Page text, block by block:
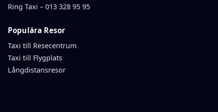
Ring Taxi – 013 328 95 95
Populära Resor
Taxi till Resecentrum
Taxi till Flygplats
Långdistansresor